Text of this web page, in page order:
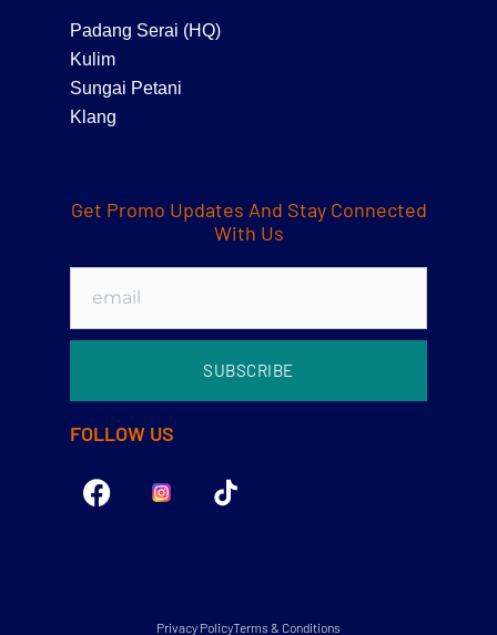
Padang Serai (HQ)
Kulim
Sungai Petani
Klang
Get Promo Updates And Stay Connected
With Us
SUBSCRIBE
FOLLOW US
Privacy PolicyTerms & Conditions